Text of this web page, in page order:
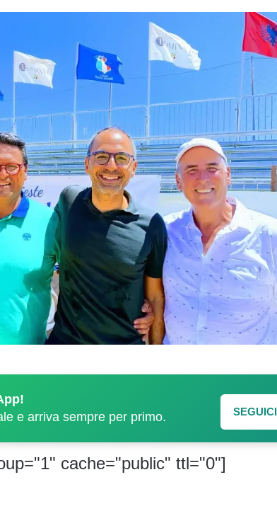
e arriva sempre per primo.
cache="public" ttl="0"]